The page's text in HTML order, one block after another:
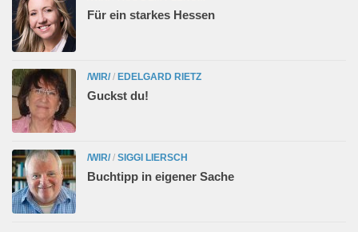
Für ein starkes Hessen
/WIR/ / EDELGARD RIETZ
Guckst du!
/WIR/ / SIGGI LIERSCH
Buchtipp in eigener Sache